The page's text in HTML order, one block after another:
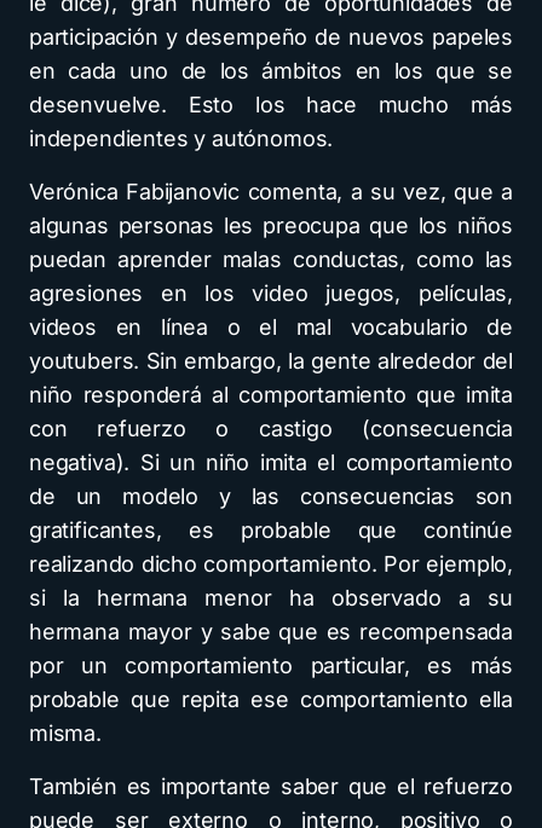
participación y desempeño de nuevos papeles
en cada uno de los ámbitos en los que se
desenvuelve. Esto los hace mucho más
independientes y autónomos.
Verónica Fabijanovic comenta, a su vez, que a
algunas personas les preocupa que los niños
puedan aprender malas conductas, como las
agresiones en los video juegos, películas,
videos en línea o el mal vocabulario de
youtubers. Sin embargo, la gente alrededor del
niño responderá al comportamiento que imita
con refuerzo o castigo (consecuencia
negativa). Si un niño imita el comportamiento
de un modelo y las consecuencias son
gratificantes, es probable que continúe
realizando dicho comportamiento. Por ejemplo,
si la hermana menor ha observado a su
hermana mayor y sabe que es recompensada
por un comportamiento particular, es más
probable que repita ese comportamiento ella
misma.
También es importante saber que el refuerzo
puede ser externo o interno, positivo o